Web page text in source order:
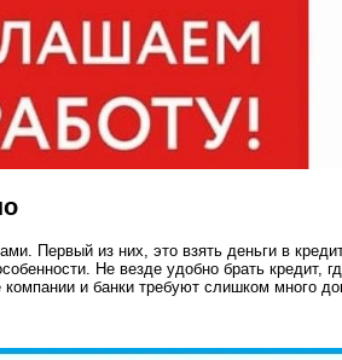
Первый из них, это взять деньги в
Не везде удобно брать кредит,
и банки требуют слишком много